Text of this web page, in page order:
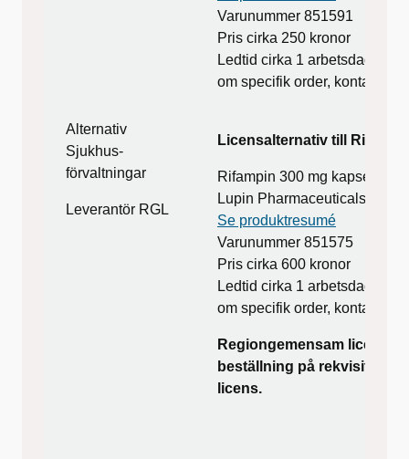
Alternativ
Sjukhus-
förvaltningar
Leverantör RGL
Varunummer 851591
Pris cirka 250 kronor
Ledtid cirka 1 arbetsdag
om specifik order, kontakta
Licensalternativ till
Rifampin 300 mg kapsel 60
Lupin Pharmaceuticals, Inc.
Se produktresumé
Varunummer 851575
Pris cirka 600 kronor
Ledtid cirka 1 arbetsdag
om specifik order, kontakta
Regiongemensam licens
beställning på rekvisition.
licens.